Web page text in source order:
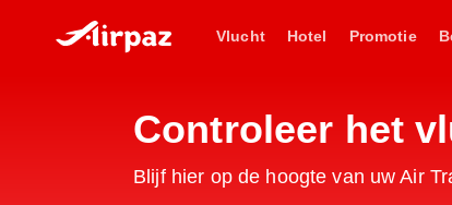
Vlucht Hotel Promotie
Controleer het
Blijf hier op de hoogte van uw Air